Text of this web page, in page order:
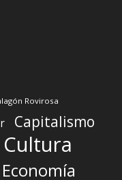
Rovirosa
Capitalismo
Cultura
Economía